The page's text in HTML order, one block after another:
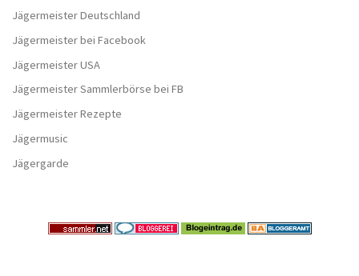
Jägermeister Deutschland
Jägermeister bei Facebook
Jägermeister USA
Jägermeister Sammlerbörse bei FB
Jägermeister Rezepte
Jägermusic
Jägergarde